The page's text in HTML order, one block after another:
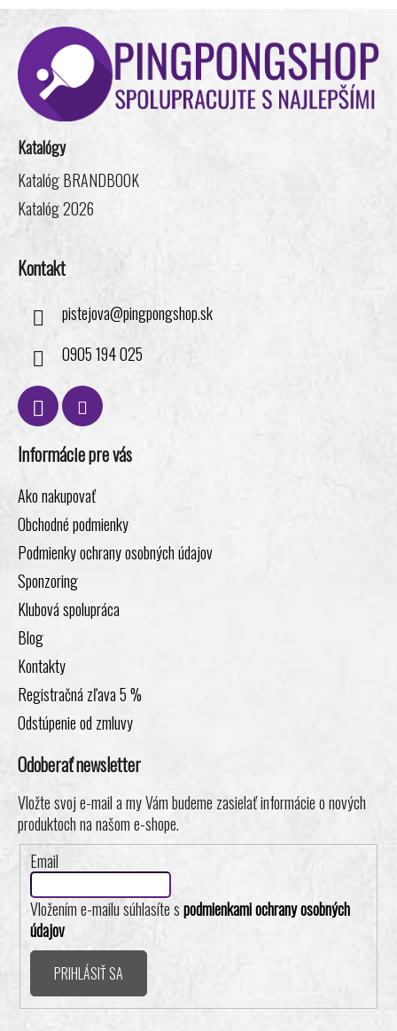
Z
Katalógy
Katalóg BRANDBOOK
Katalóg 2026
Kontakt
pistejova@pingpongshop.sk
0905 194 025
Informácie pre vás
Ako nakupovať
Obchodné podmienky
Podmienky ochrany osobných údajov
Sponzoring
Klubová spolupráca
Blog
Kontakty
Registračná zľava 5 %
Odstúpenie od zmluvy
Odoberať newsletter
Vložte svoj e-mail a my Vám budeme zasielať informácie o nových
produktoch na našom e-shope.
Email
Vložením e-mailu súhlasíte spodmienkami ochrany osobných
údajov
PRIHLÁSIŤ SA